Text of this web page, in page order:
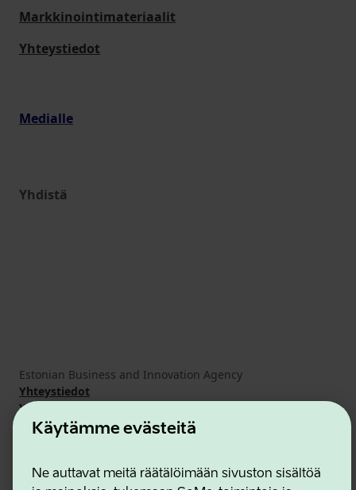
Käytämme evästeitä
Ne auttavat meitä räätälöimään sivuston sisältöä
Markkinointimateriaalit
Yhteystiedot
Medialle
Yhdistä
Estonian Business and Innovation Agency
Yhteystiedot
Yhteistyökumppanit
Käyttöehdot
Eväste- ja tietosuojakäytäntö